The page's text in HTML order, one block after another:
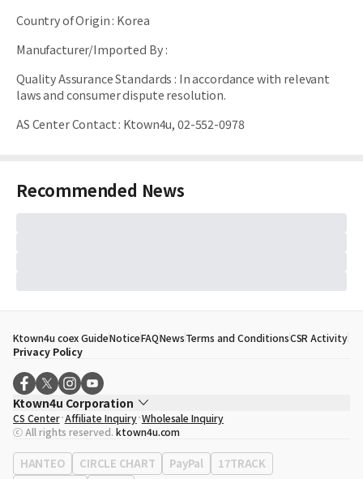
Country of Origin: Korea
Manufacturer/Imported By:
Quality Assurance Standards : In accordance with relevant
laws and consumer dispute resolution.
AS Center Contact: Ktown4u, 02-552-0978
Recommended News
Ktown4u coex GuideNoticeFAQNewsTerms and ConditionsCSR Activity
Privacy Policy
Ktown4u Corporation
CEO
Song Hyo Min
Business Registration No. 120-87-71116
Office Address513, Yeongdong-daero, Gangnam-gu, Seoul, Republic of
Korea
CS Center Affiliate Inquiry Wholesale Inquiry
ⓒ All rights reserved. ktown4u.com
HANTEO CIRCLE CHART PayPal
17TRACK